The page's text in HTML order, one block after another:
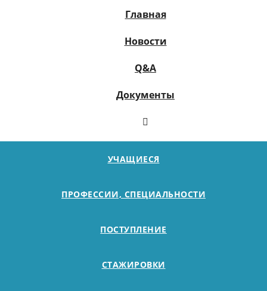
Главная
Новости
Q&A
Документы
УЧАЩИЕСЯ
ПРОФЕССИИ, СПЕЦИАЛЬНОСТИ
ПОСТУПЛЕНИЕ
СТАЖИРОВКИ